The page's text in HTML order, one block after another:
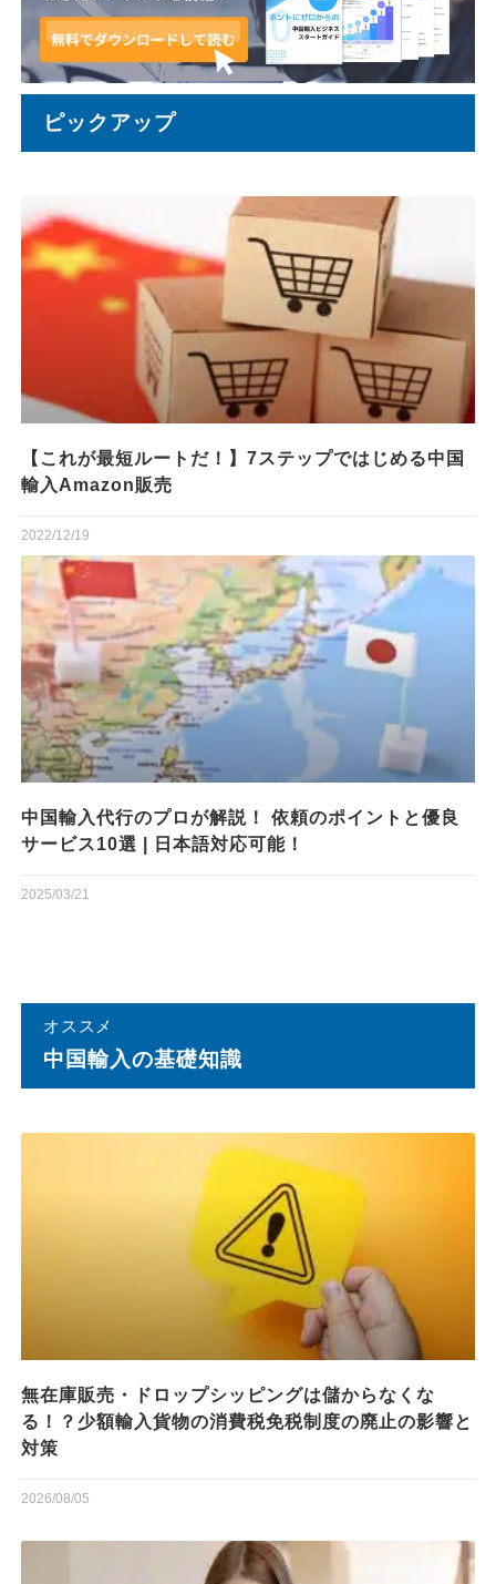
ピックアップ
【これが最短ルートだ！】7ステップではじめる中国
輸入Amazon販売
2022/12/19
中国輸入代行のプロが解説！ 依頼のポイントと優良
サービス10選 | 日本語対応可能！
2025/03/21
オススメ
中国輸⼊の基礎知識
無在庫販売・ドロップシッピングは儲からなくな
る！？少額輸入貨物の消費税免税制度の廃止の影響と
対策
2026/08/05